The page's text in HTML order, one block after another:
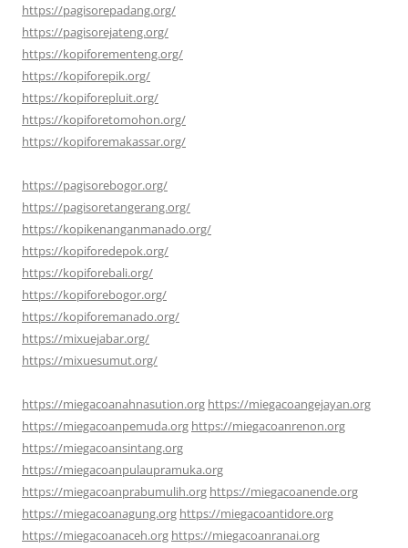
https://pagisorepadang.org/
https://pagisorejateng.org/
https://kopiforementeng.org/
https://kopiforepik.org/
https://kopiforepluit.org/
https://kopiforetomohon.org/
https://kopiforemakassar.org/
https://pagisorebogor.org/
https://pagisoretangerang.org/
https://kopikenanganmanado.org/
https://kopiforedepok.org/
https://kopiforebali.org/
https://kopiforebogor.org/
https://kopiforemanado.org/
https://mixuejabar.org/
https://mixuesumut.org/
https://miegacoanahnasution.org https://miegacoangejayan.org
https://miegacoanpemuda.org https://miegacoanrenon.org
https://miegacoansintang.org
https://miegacoanpulaupramuka.org
https://miegacoanprabumulih.org https://miegacoanende.org
https://miegacoanagung.org https://miegacoantidore.org
https://miegacoanaceh.org https://miegacoanranai.org